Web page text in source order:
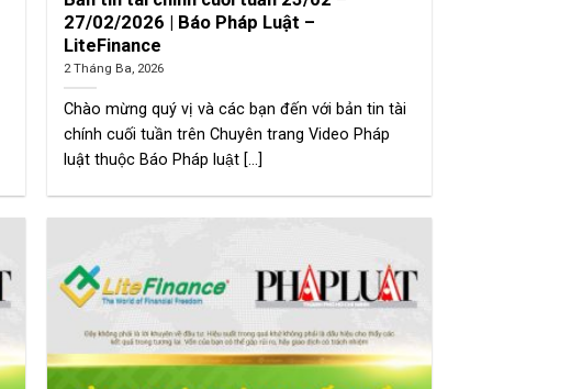
27/02/2026 | Báo Pháp Luật –
LiteFinance
2 Tháng Ba, 2026
Chào mừng quý vị và các bạn đến với bản tin tài
chính cuối tuần trên Chuyên trang Video Pháp
luật thuộc Báo Pháp luật [...]